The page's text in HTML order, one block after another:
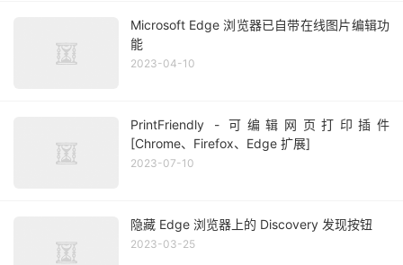
Microsoft Edge 浏览器已自带在线图片编辑功
能
2023-04-10
PrintFriendly - 可编辑网页打印插件
[Chrome、Firefox、Edge 扩展]
2023-07-10
隐藏 Edge 浏览器上的 Discovery 发现按钮
2023-03-25